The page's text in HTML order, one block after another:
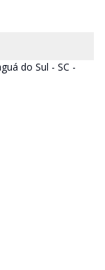
do Sul - SC -